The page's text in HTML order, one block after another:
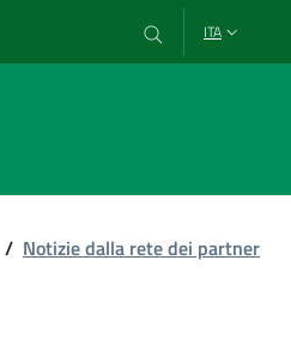
ITA
/ Notizie dalla rete dei partner